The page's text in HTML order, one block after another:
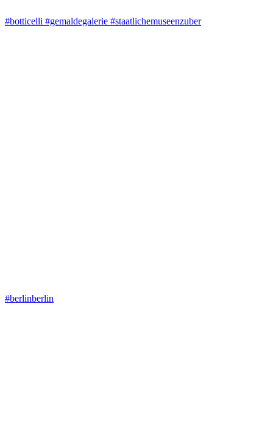
#botticelli #gemaldegalerie #staatlichemuseenzuber
#berlinberlin